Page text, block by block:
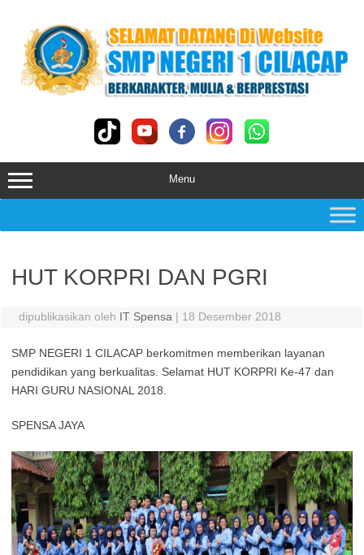
content
Menu
HUT KORPRI DAN PGRI
dipublikasikan oleh IT Spensa | 18 Desember 2018
SMP NEGERI 1 CILACAP berkomitmen memberikan layanan
pendidikan yang berkualitas. Selamat HUT KORPRI Ke-47 dan
HARI GURU NASIONAL 2018.
SPENSA JAYA